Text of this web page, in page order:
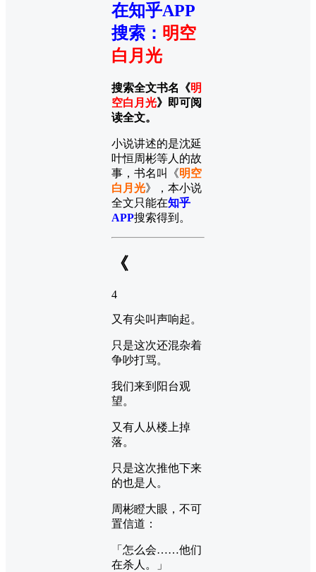
在知乎APP
搜索 ： 明空
白月光
搜索全文书名《明
空白月光》即可阅
读全文。
小说讲述的是沈延
叶恒周彬等人的故
事，书名叫《明空
白月光》，本小说
全文只能在知乎
APP搜索得到。
《
4
又有尖叫声响起。
只是这次还混杂着
争吵打骂。
我们来到阳台观
望。
又有人从楼上掉
落。
只是这次推他下来
的也是人。
周彬瞪大眼，不可
置信道：
「怎么会……他们
在杀人。」